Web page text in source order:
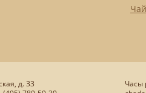
д. 33
Часы